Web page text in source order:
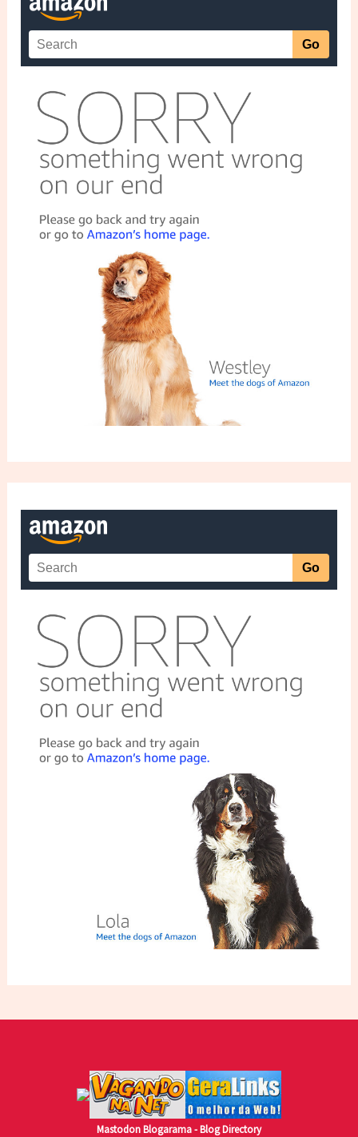
MastodonBlogarama - Blog Directory